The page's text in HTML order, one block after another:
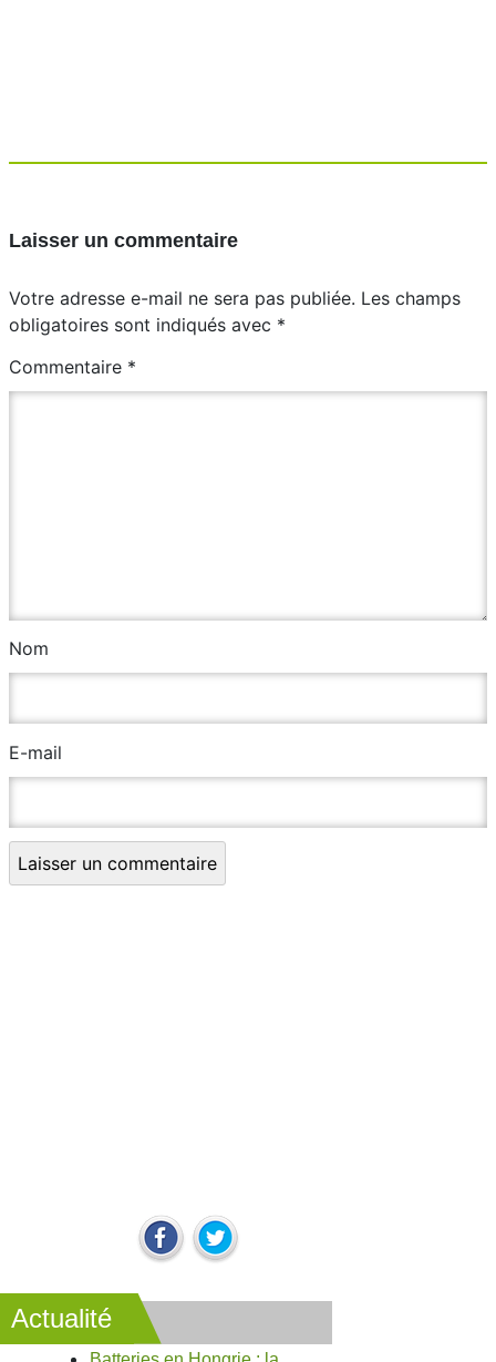
Laisser un commentaire
Votre adresse e-mail ne sera pas publiée. Les champs
obligatoires sont indiqués avec *
Commentaire *
Nom
E-mail
Actualité